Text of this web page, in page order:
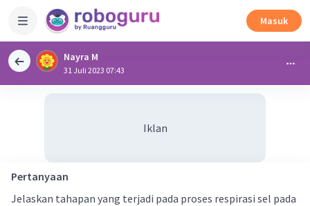
Masuk
Nayra M
31 Juli 2023 07:43
Iklan
Pertanyaan
Jelaskan tahapan yang terjadi pada proses respirasi sel pada